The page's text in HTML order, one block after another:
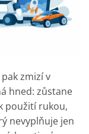
zmizí v
hned: zůstane
použití rukou,
nevyplňuje jen